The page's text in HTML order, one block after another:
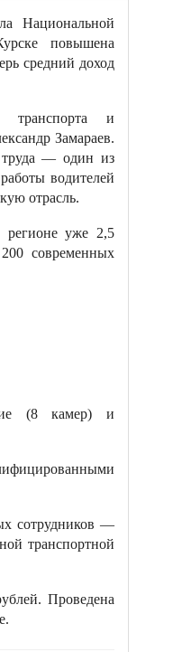
Национальной
повышена
средний доход
и
Замараев.
— один из
водителей
отрасль.
уже 2,5
современных
(8 камер) и
сотрудников —
транспортной
Проведена